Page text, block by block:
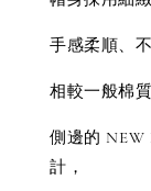
手感柔順、
相較一般棉
側邊的 NEW
計，